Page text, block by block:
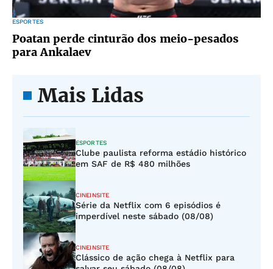
ESPORTES
Poatan perde cinturão dos meio-pesados
para Ankalaev
Mais Lidas
ESPORTES
Clube paulista reforma estádio histórico
em SAF de R$ 480 milhões
CINEINSITE
Série da Netflix com 6 episódios é
imperdível neste sábado (08/08)
CINEINSITE
Clássico de ação chega à Netflix para